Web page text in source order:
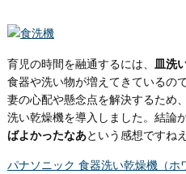
育児の時間を融通するには、 皿洗
食器や洗い物が増えてきているの
妻の心配や懸念点を解決するため
洗い乾燥機を導入しました。結論
ばよかったなあという感想ですねえ
パナソニック 食器洗い乾燥機（